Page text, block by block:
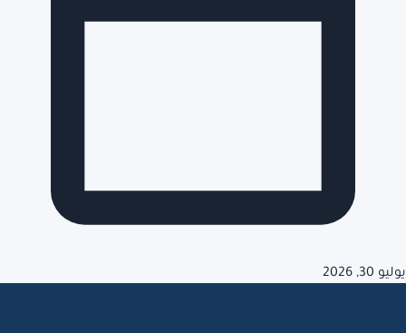
يوليو 30, 2026